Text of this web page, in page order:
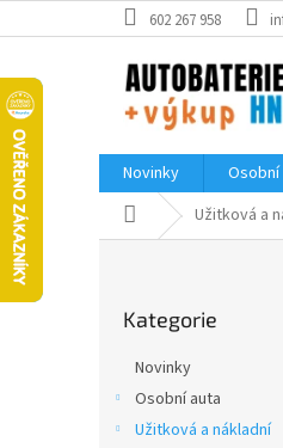
na
602 267 958
Novinky Osobní
Domů Užitková a
kategorie
Kategorie
Novinky
Osobní auta
Užitková a nákladní